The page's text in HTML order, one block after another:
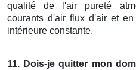
qualité de l'air pureté
courants d'air flux d'air et
intérieure constante.
11. Dois-je quitter mon